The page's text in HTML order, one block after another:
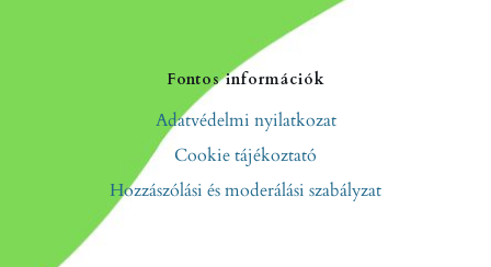
Fontos információk
Adatvédelmi nyilatkozat
Cookie tájékoztató
Hozzászólási és moderálási szabályzat